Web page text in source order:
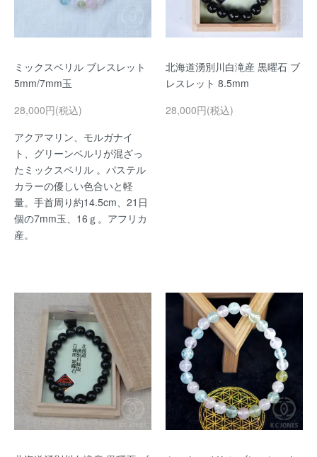
ミックスベリル ブレスレット
5mm/7mm玉
28,000円(税込)
アクアマリン、モルガナイ
ト、グリーンベルリが混ざっ
たミックスベリル 。パステル
カラーの優しい色合いと軽
量。手首周り約14.5cm、21日
個の7mm玉、16ｇ。アフリカ
産。
北海道湧別川白滝産 黒曜石 ブ
レスレット 8.5mm
28,000円(税込)